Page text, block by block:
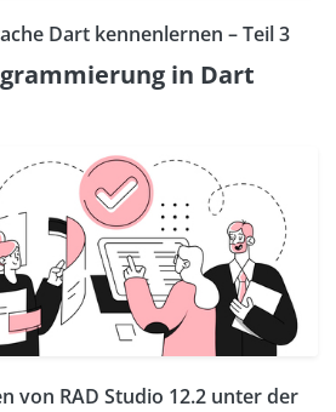
Dart kennenlernen – Teil 3
in Dart
von RAD Studio 12.2 unter der